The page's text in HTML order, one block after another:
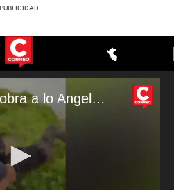
Skater hace maniobra a lo Angelo Caro y casi cae al acantilado de la Costa Verde